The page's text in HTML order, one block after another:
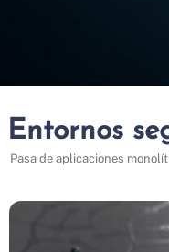
Entornos
Pasa de aplicaciones